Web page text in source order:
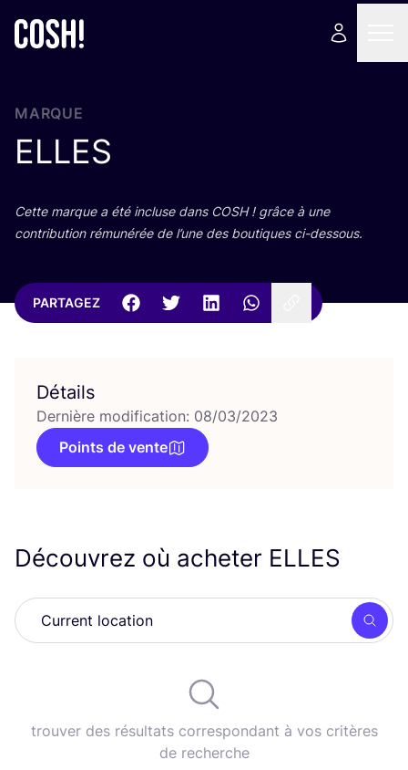
MARQUE
ELLES
Cette marque a été incluse dans COSH! grâce à une
contri­bu­tion rému­né­rée de l’une des bou­tiques ci-dessous.
PARTAGEZ
Détails
Dernière modification: 08/03/2023
Points de vente
Découvrez où acheter ELLES
trouver des résultats correspondant à vos critères
de recherche